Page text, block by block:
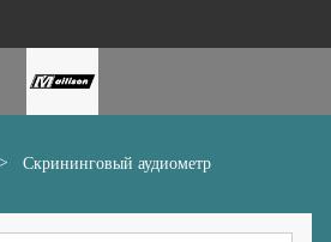
> Скрининговый аудиометр